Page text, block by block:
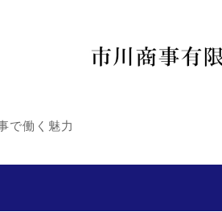
で働く魅力